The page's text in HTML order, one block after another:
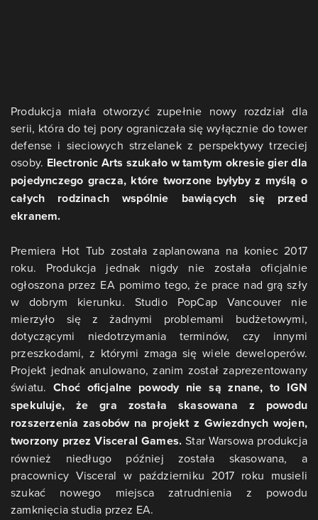
Produkcja miała otworzyć zupełnie nowy rozdział dla
serii, która do tej pory ograniczała się wyłącznie do tower
defense i sieciowych strzelanek z perspektywy trzeciej
osoby. Electronic Arts szukało w tamtym okresie gier dla
pojedynczego gracza, które tworzone byłyby z myślą o
całych rodzinach wspólnie bawiących się przed
ekranem.
Premiera Hot Tub została zaplanowana na koniec 2017
roku. Produkcja jednak nigdy nie została oficjalnie
ogłoszona przez EA pomimo tego, że prace nad grą szły
w dobrym kierunku. Studio PopCap Vancouver nie
mierzyło się z żadnymi problemami budżetowymi,
dotyczącymi niedotrzymania terminów, czy innymi
przeszkodami, z którymi zmaga się wiele deweloperów.
Projekt jednak anulowano, zanim został zaprezentowany
światu.Choć oficjalne powody nie są znane, to IGN
spekuluje, że gra została skasowana z powodu
rozszerzenia zasobów na projekt z Gwiezdnych wojen,
tworzony przez Visceral Games. Star Warsowa produkcja
również niedługo później została skasowana, a
pracownicy Visceral w październiku 2017 roku musieli
szukać nowego miejsca zatrudnienia z powodu
zamknięcia studia przez EA.